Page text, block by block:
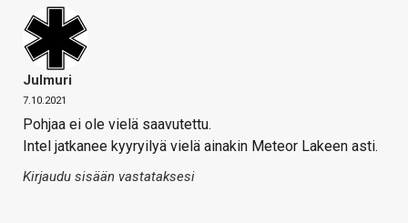
Julmuri
7.10.2021
Pohjaa ei ole vielä saavutettu.
Intel jatkanee kyyryilyä vielä ainakin Meteor Lakeen asti.
Kirjaudu sisään vastataksesi